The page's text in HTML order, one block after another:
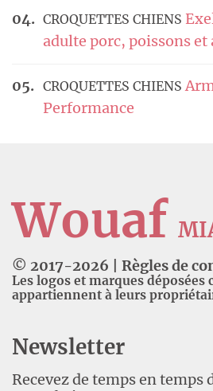
CROQUETTES CHIENS
adulte porc, poissons et
CROQUETTES CHIENS
Performance
Wouaf
© 2017-2026 Règles de
Les logos et marques déposées
appartiennent à leurs
Newsletter
Recevez de temps en temps